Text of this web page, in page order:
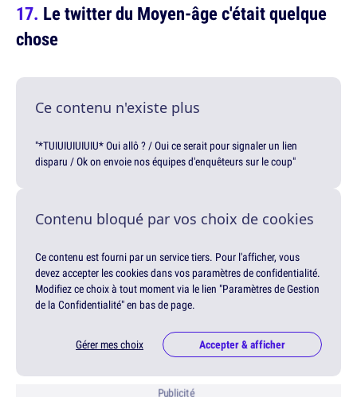
Le twitter du Moyen-âge c'était quelque
chose
Ce contenu n'existe plus
"*TUIUIUIUIUIU* Oui allô ? / Oui ce serait pour signaler un lien
disparu / Ok on envoie nos équipes d'enquêteurs sur le coup"
Contenu bloqué par vos choix de cookies
Ce contenu est fourni par un service tiers. Pour l'afficher, vous
devez accepter les cookies dans vos paramètres de confidentialité.
Modifiez ce choix à tout moment via le lien "Paramètres de Gestion
de la Confidentialité" en bas de page.
Gérer mes choix Accepter & afficher
Publicité